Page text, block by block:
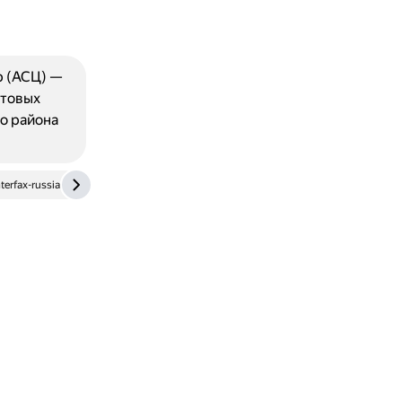
russia.ru
(АСЦ) —
района